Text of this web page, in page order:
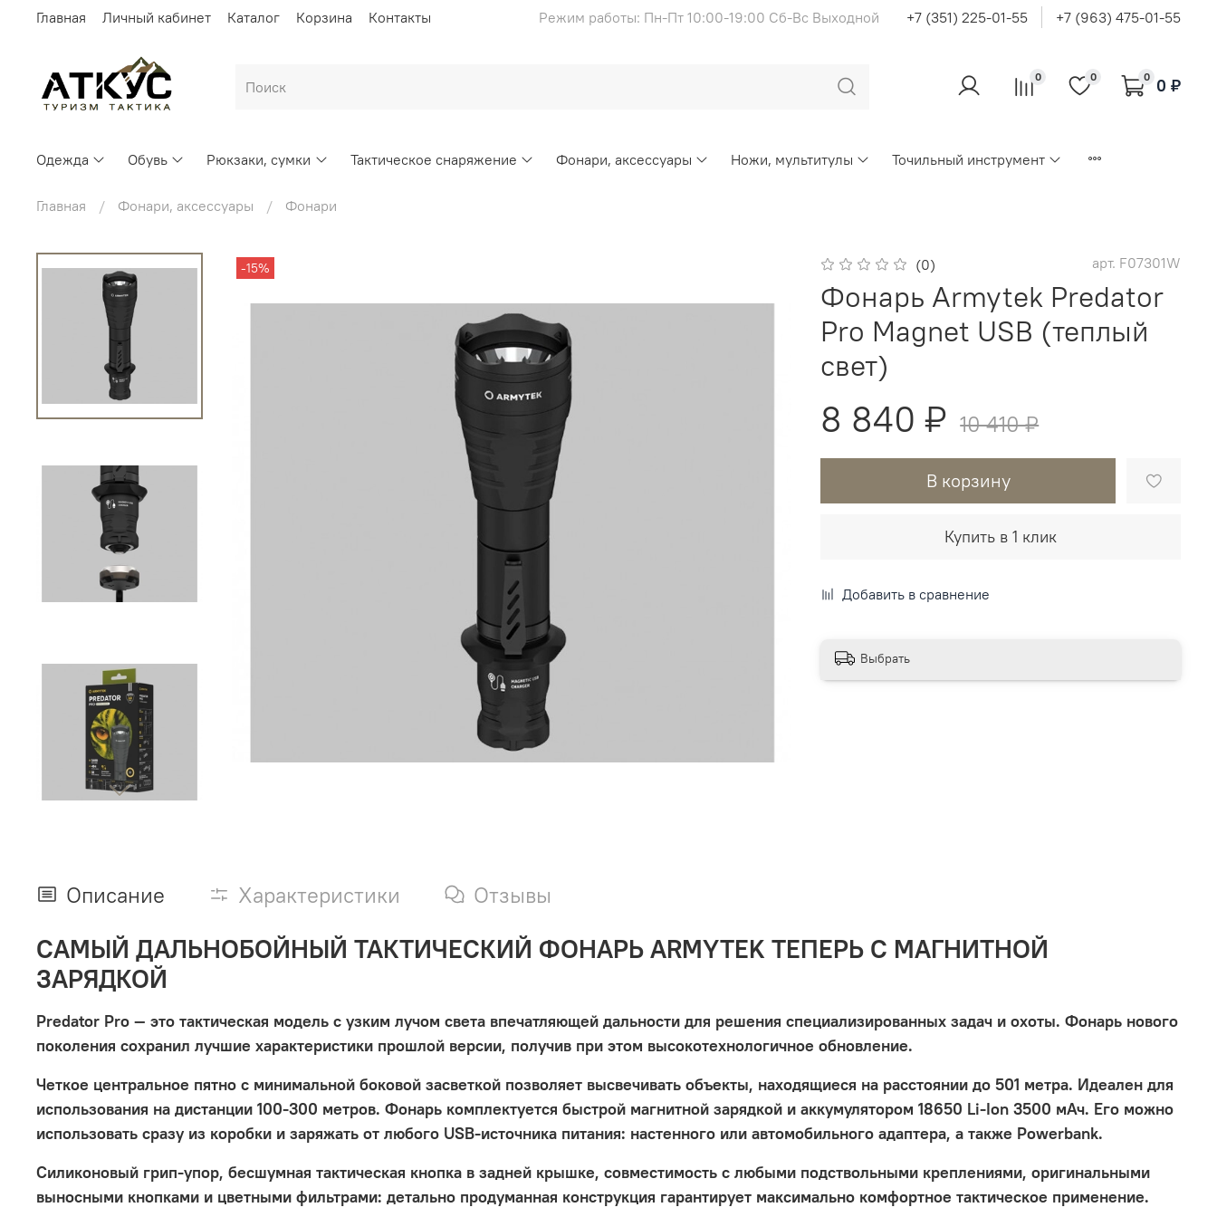
Главная Личный кабинет Каталог Корзина Контакты Режим работы: Пн-Пт 10:00-19:00 Сб-Вс Выходной +7 (351) 225-01-55 +7 (963) 475-01-55
0 0 0 0 ₽
Одежда Обувь Рюкзаки, сумки Тактическое снаряжение Фонари, аксессуары Ножи, мультитулы Точильный инструмент
Главная Фонари, аксессуары Фонари
-15% (0) арт. F07301W
Фонарь Armytek Predator
Pro Magnet USB (теплый
свет)
8 840 ₽ 10 410 ₽
В корзину
Купить в 1 клик
Добавить в сравнение
Выбрать
Описание Характеристики Отзывы
CАМЫЙ ДАЛЬНОБОЙНЫЙ ТАКТИЧЕСКИЙ ФОНАРЬ ARMYTEK ТЕПЕРЬ С МАГНИТНОЙ
ЗАРЯДКОЙ
Predator Pro — это тактическая модель с узким лучом света впечатляющей дальности для решения специализированных задач и охоты. Фонарь нового
поколения сохранил лучшие характеристики прошлой версии, получив при этом высокотехнологичное обновление.
Четкое центральное пятно с минимальной боковой засветкой позволяет высвечивать объекты, находящиеся на расстоянии до 501 метра. Идеален для
использования на дистанции 100-300 метров. Фонарь комплектуется быстрой магнитной зарядкой и аккумулятором 18650 Li-Ion 3500 мАч. Его можно
использовать сразу из коробки и заряжать от любого USB-источника питания: настенного или автомобильного адаптера, а также Powerbank.
Силиконовый грип-упор, бесшумная тактическая кнопка в задней крышке, совместимость с любыми подствольными креплениями, оригинальными
выносными кнопками и цветными фильтрами: детально продуманная конструкция гарантирует максимально комфортное тактическое применение.